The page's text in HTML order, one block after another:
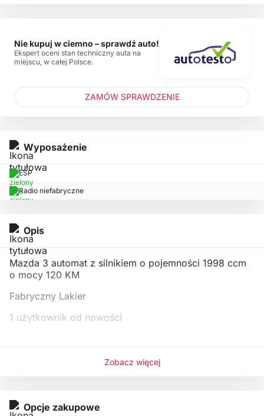
Wyposażenie
ESP
Radio niefabryczne
Opis
Mazda 3 automat z silnikiem o pojemności 1998 ccm
o mocy 120 KM
Fabryczny Lakier
1 użytkownik od nowości
Faktura VAT 23% – możliwe korzystne finansowan
Zobacz więcej
Opcje zakupowe
Nie kupuj w ciemno – sprawdź auto!
Ekspert oceni stan techniczny auta na
miejscu, w całej Polsce.
ZAMÓW SPRAWDZENIE